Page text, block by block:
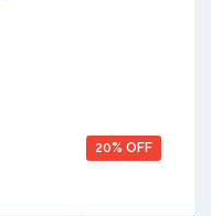
20% OFF